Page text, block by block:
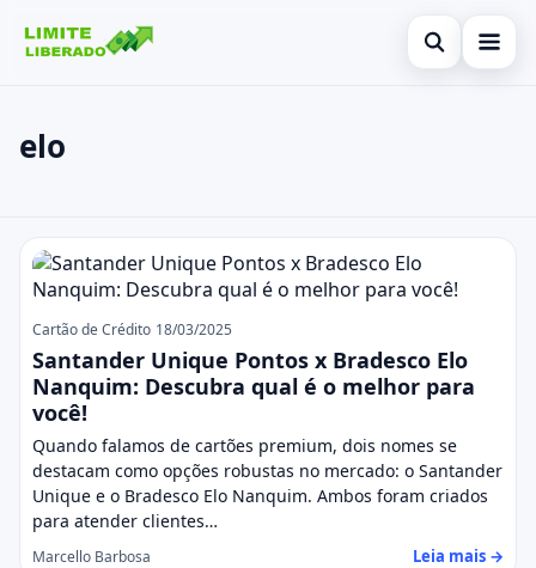
Abrir busca
Investimentos
Legal
Pressione Enter para buscar ou ESC para fechar.
elo
elo
Cartão de Crédito 18/03/2025
Santander Unique Pontos x Bradesco Elo
Nanquim: Descubra qual é o melhor para
você!
Quando falamos de cartões premium, dois nomes se
destacam como opções robustas no mercado: o Santander
Unique e o Bradesco Elo Nanquim. Ambos foram criados
para atender clientes…
Marcello Barbosa Leia mais →